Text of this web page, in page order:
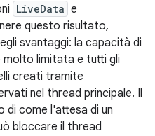
LiveData e
questo risultato,
svantaggi: la capacità di
molto limitata e tutti gli
creati tramite
nel thread principale. Il
di come l'attesa di un
bloccare il thread